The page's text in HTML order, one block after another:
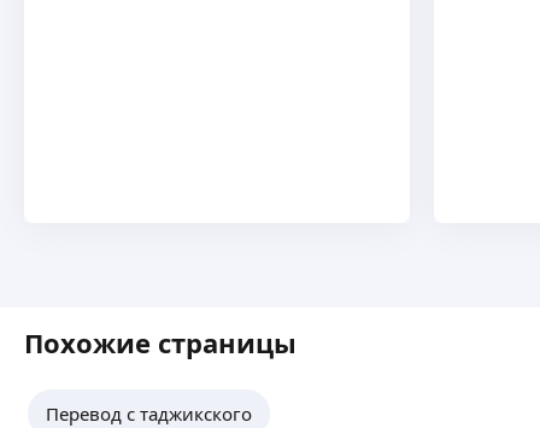
Похожие страницы
Перевод с таджикского